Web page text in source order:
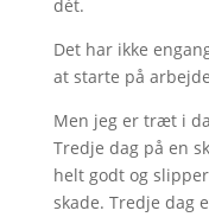
dét.
Det har ikke
at starte på
Men jeg er træt i
Tredje dag på en
helt godt og
skade. Tredje dag